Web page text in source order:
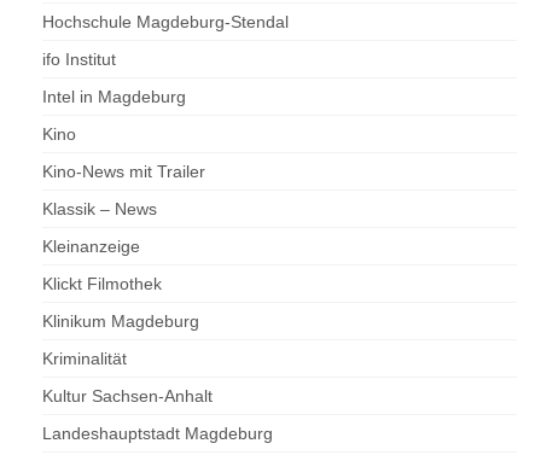
Hochschule Magdeburg-Stendal
ifo Institut
Intel in Magdeburg
Kino
Kino-News mit Trailer
Klassik – News
Kleinanzeige
Klickt Filmothek
Klinikum Magdeburg
Kriminalität
Kultur Sachsen-Anhalt
Landeshauptstadt Magdeburg